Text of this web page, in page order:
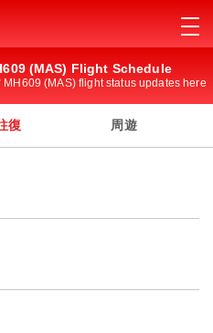
(MAS) Flight Schedule
(MAS) flight status updates here
復 周遊